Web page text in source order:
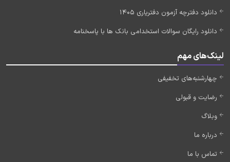
دانلود دفترچه آزمون دفتریاری 1405
دانلود رایگان سوالات استخدامی بانک ها با پاسخنامه
لینک‌های مهم
چهارشنبه‌های تخفیفی
رضایت و قبولی
وبلاگ
درباره ما
تماس با ما